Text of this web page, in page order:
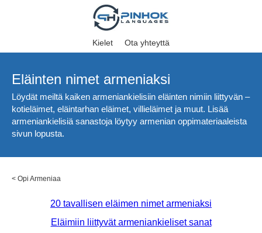
Kielet Ota yhteyttä
Eläinten nimet armeniaksi
Löydät meiltä kaiken armeniankielisiin eläinten nimiin liittyvän –
kotieläimet, eläintarhan eläimet, villieläimet ja muut. Lisää
armeniankielisiä sanastoja löytyy armenian oppimateriaaleista
sivun lopusta.
< Opi Armeniaa
20 tavallisen eläimen nimet armeniaksi
Eläimiin liittyvät armeniankieliset sanat